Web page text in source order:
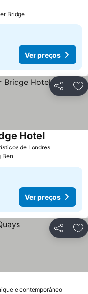
Bridge
Ver preços
Partilhar
de Londres
Hotel
Ben
Ver preços
Partilhar
e contemporâneo